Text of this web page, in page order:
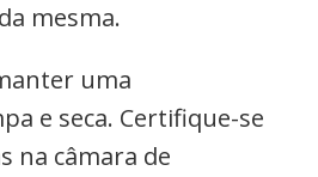
mesma.
uma
e seca. Certifique-se
na câmara de